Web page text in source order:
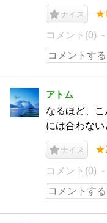
ナイス
コメント(0)
アトム
なるほど、
には合わない
ナイス
コメント(0)